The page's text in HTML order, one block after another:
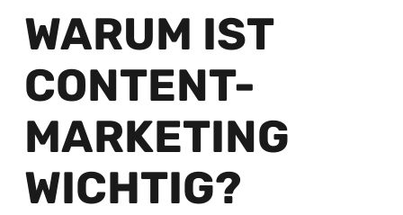
WARUM IST
CONTENT-
MARKETING
WICHTIG?